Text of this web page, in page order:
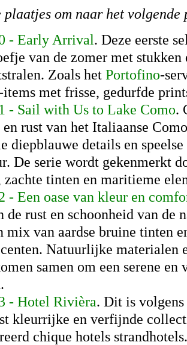
plaatjes om naar het
- Early Arrival. Deze eerste
van de zomer met stukken
Zoals het Portofino-
items met frisse, gedurfde
- Sail with Us to Lake Como.
rust van het Italiaanse
diepblauwe details en
De serie wordt gekenmerkt
zachte tinten en maritieme
- Een oase van kleur en
de rust en schoonheid van de
mix van aardse bruine tinten
Natuurlijke materialen
samen om een serene en
- Hotel Rivièra. Dit is
kleurrijke en verfijnde
chique hotels